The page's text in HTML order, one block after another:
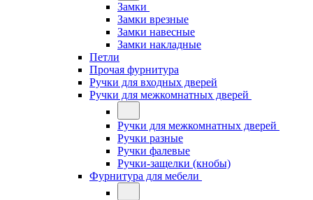
Замки
Замки врезные
Замки навесные
Замки накладные
Петли
Прочая фурнитура
Ручки для входных дверей
Ручки для межкомнатных дверей
Ручки для межкомнатных дверей
Ручки разные
Ручки фалевые
Ручки-защелки (кнобы)
Фурнитура для мебели